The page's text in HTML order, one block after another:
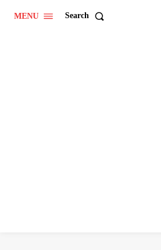
MENU Search